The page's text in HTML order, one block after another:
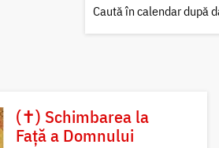
Caută în calendar după
(✝) Schimbarea la
Față a Domnului